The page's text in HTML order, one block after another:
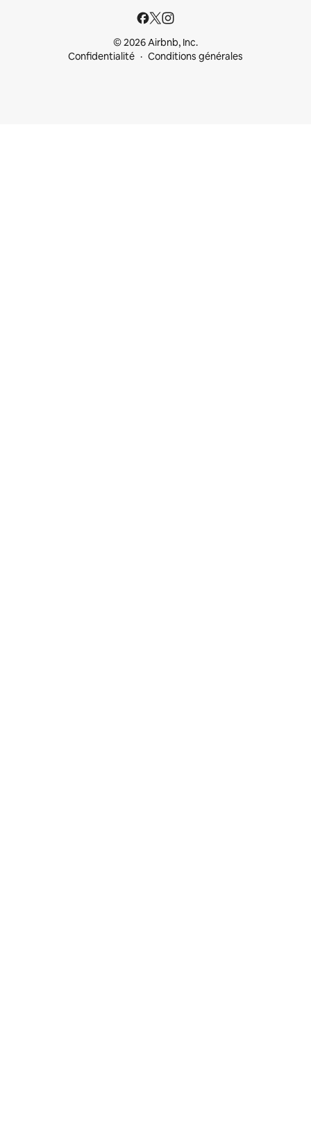
© 2026 Airbnb, Inc.
Confidentialité
Conditions générales